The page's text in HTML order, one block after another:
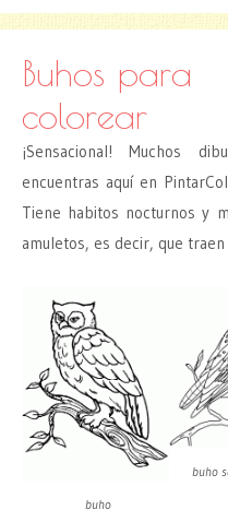
Buhos para
colorear
¡Sensacional! Muchos
encuentras aquí en
Tiene habitos nocturnos y
amuletos, es decir, que
buho
buho